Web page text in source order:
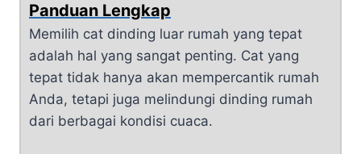
Panduan Lengkap
Memilih cat dinding luar rumah yang tepat
adalah hal yang sangat penting. Cat yang
tepat tidak hanya akan mempercantik rumah
Anda, tetapi juga melindungi dinding rumah
dari berbagai kondisi cuaca.